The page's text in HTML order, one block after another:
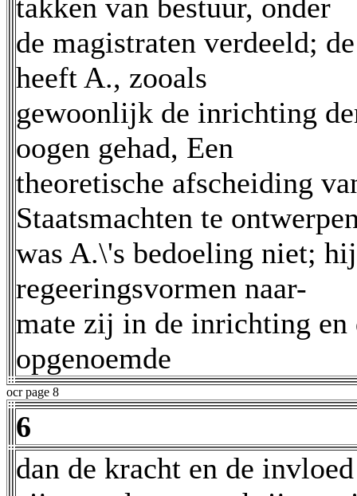
takken van bestuur, onder
de magistraten verdeeld;
heeft A., zooals
gewoonlijk de inrichting
oogen gehad, Een
theoretische afscheiding
Staatsmachten te
was A.\'s bedoeling niet;
regeeringsvormen naar-
mate zij in de inrichting
opgenoemde
ocr page 8
6
dan de kracht en de